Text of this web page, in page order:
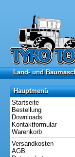
Land- und
Land- und
Hauptmenü
Hauptmenü
Startseite
Bestellung
Downloads
Kontaktformular
Warenkorb
Versandkosten
AGB